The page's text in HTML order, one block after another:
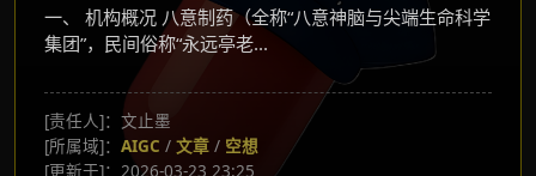
一、 机构概况 八意制药（全称“八意神脑与尖端生命科学
集团”，民间俗称“永远亭老...
[责任人]：文止墨
[所属域]： AIGC / 文章 / 空想
[更新于]：2026-03-23 23:25